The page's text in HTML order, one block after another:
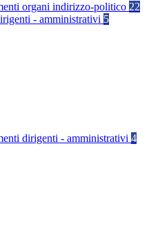
organi indirizzo-politico 22
- amministrativi 5
dirigenti - amministrativi 4